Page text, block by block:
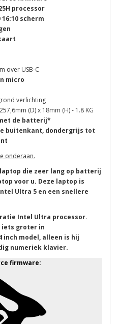
processor
16:10 scherm
over USB-C
micro
verlichting
(D) x 18mm (H) - 1.8 KG
de batterij*
buitenkant, dondergrijs tot
onderaan.
die zeer lang op batterij
voor u. Deze laptop is
Ultra 5 en een snellere
Intel Ultra processor.
iets groter in
inch model, alleen is hij
numeriek klavier.
firmware: